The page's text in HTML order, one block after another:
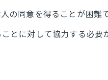
の同意を得ることが困難
とに対して協力する必要